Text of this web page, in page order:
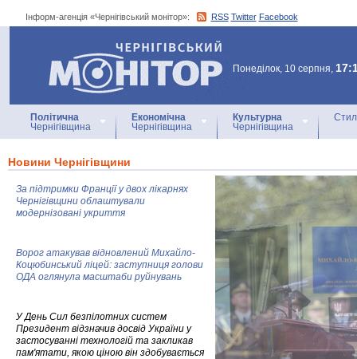
Інформ-агенція «Чернігівський монітор»: RSS Twitter Facebook
Інформ-агенція
«Чернігівський монітор»
Понеділок, 10 серпня,
Політична
Чернігівщина
Економічна
Чернігівщина
Культурна
Чернігівщина
Новини Чернігівщини
За підтримки Франції у двох лікарнях
Чернігівщини облаштували
модернізовані укриття
Ворог атакував відновлений Михайло-
Коцюбинський ліцей: заступниця голови
ОДА оглянула масштаби руйнувань
У День Сил безпілотних систем
Президент відзначив досвід України у
застосуванні технологій та закликав
пам'ятати, якою ціною він здобувається